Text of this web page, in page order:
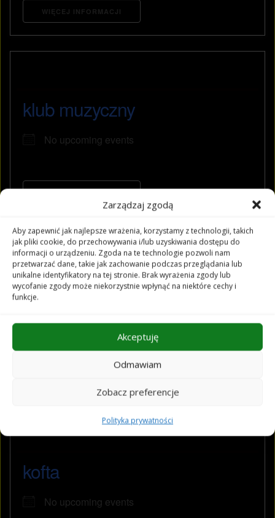
Zarządzaj zgodą
Aby zapewnić jak najlepsze wrażenia, korzystamy z technologii, takich
jak pliki cookie, do przechowywania i/lub uzyskiwania dostępu do
informacji o urządzeniu. Zgoda na te technologie pozwoli nam
przetwarzać dane, takie jak zachowanie podczas przeglądania lub
unikalne identyfikatory na tej stronie. Brak wyrażenia zgody lub
wycofanie zgody może niekorzystnie wpłynąć na niektóre cechy i
funkcje.
Akceptuję
Odmawiam
Zobacz preferencje
Polityka prywatności
WIĘCEJ INFORMACJI
klub muzyczny
No upcoming events
WIĘCEJ INFORMACJI
klubowy
No upcoming events
kofta
No upcoming events